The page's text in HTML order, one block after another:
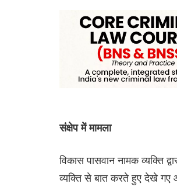
संक्षेप में मामला
विकास पासवान नामक व्यक्ति
व्यक्ति से बात करते हुए देखे गए